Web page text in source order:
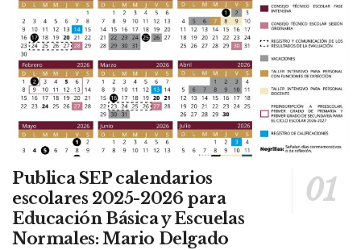
Publica SEP calendarios
escolares 2025-2026 para
Educación Básica y Escuelas
Normales: Mario Delgado